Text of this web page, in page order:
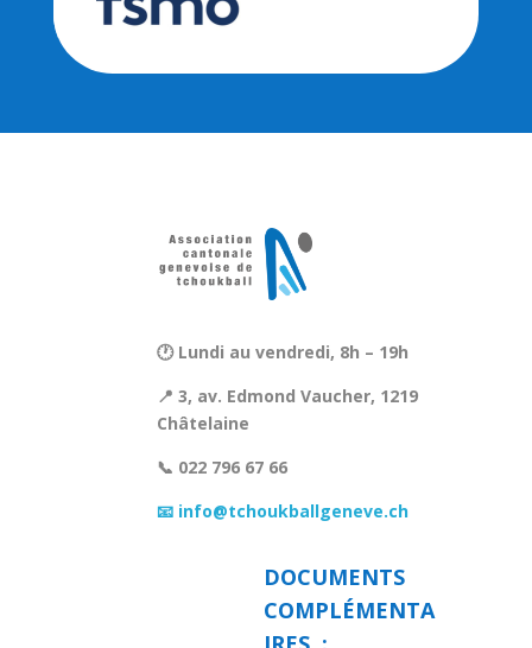
🕐 Lundi au vendredi, 8h – 19h
📍 3, av. Edmond Vaucher, 1219
Châtelaine
📞 022 796 67 66
📧 info@tchoukballgeneve.ch
DOCUMENTS
COMPLÉMENTA